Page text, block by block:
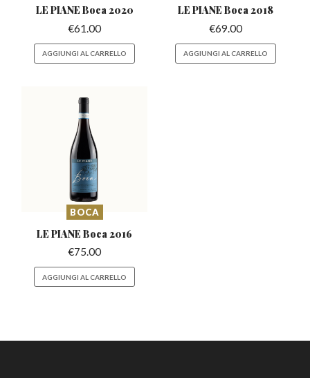
LE PIANE Boca 2020
€61.00
AGGIUNGI AL CARRELLO
LE PIANE Boca 2018
€69.00
AGGIUNGI AL CARRELLO
BOCA
LE PIANE Boca 2016
€75.00
AGGIUNGI AL CARRELLO